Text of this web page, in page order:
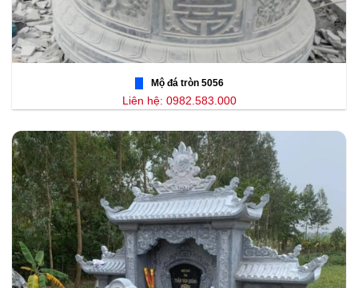
Mộ đá tròn 5056
Liên hệ: 0982.583.000